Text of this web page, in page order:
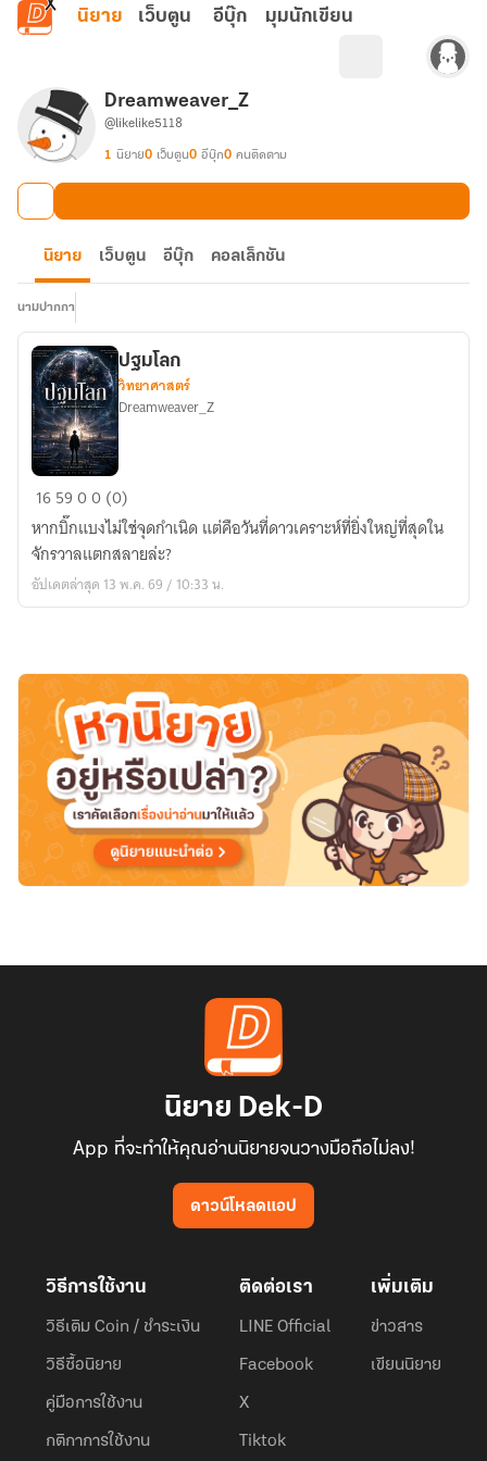
ข้ามไปยังเนื้อหาหลัก
นิยาย เว็บตูน อีบุ๊ก มุมนักเขียน
Dreamweaver_Z
@likelike5118
1 นิยาย0 เว็บตูน0 อีบุ๊ก0 คนติดตาม
นิยาย เว็บตูน อีบุ๊ก คอลเล็กชัน
นามปากกา
ปฐม
โลก
ปฐมโลก
วิทยาศาสตร์
Dreamweaver_Z
165900 (0)
หากบิ๊กแบงไม่ใช่จุดกำเนิด แต่คือวันที่ดาวเคราะห์ที่ยิ่งใหญ่ที่สุดใน
จักรวาลแตกสลายล่ะ?
อัปเดตล่าสุด 13 พ.ค. 69 / 10:33 น.
นิยาย Dek-D
App ที่จะทำให้คุณอ่านนิยายจนวางมือถือไม่ลง!
ดาวน์โหลดแอป
วิธีการใช้งาน
วิธีเติม Coin / ชำระเงิน
วิธีซื้อนิยาย
คู่มือการใช้งาน
กติกาการใช้งาน
ติดต่อเรา
LINE Official
Facebook
X
Tiktok
เพิ่มเติม
ข่าวสาร
เขียนนิยาย